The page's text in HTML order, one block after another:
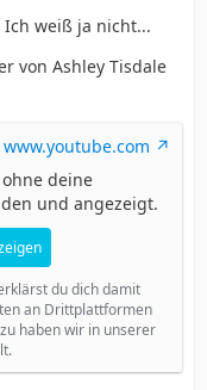
Ich weiß ja nicht...
von Ashley Tisdale
www.youtube.com
deine
und angezeigt.
du dich damit
an Drittplattformen
haben wir in unserer